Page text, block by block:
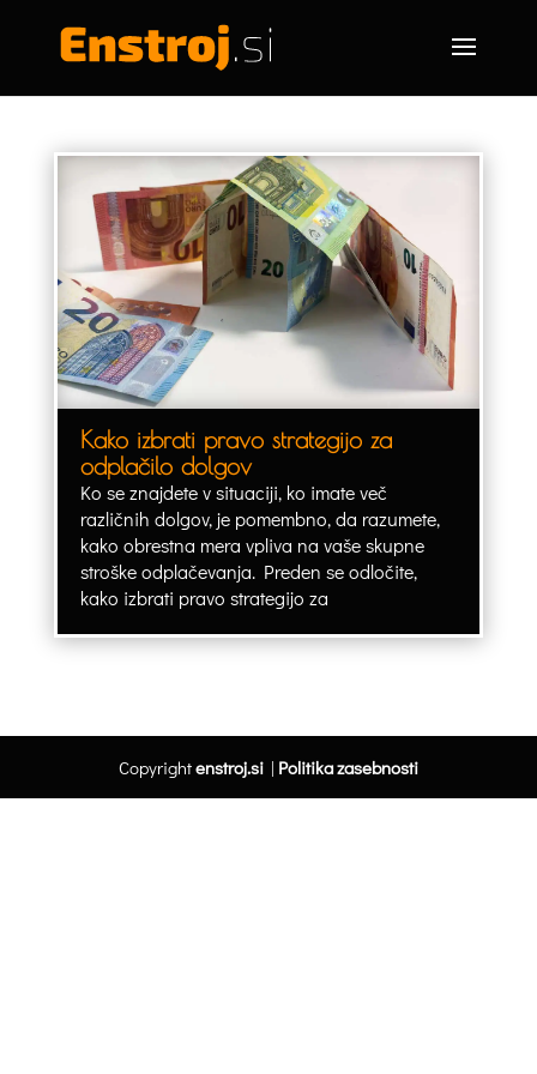
Kako izbrati pravo strategijo za
odplačilo dolgov
Ko se znajdete v situaciji, ko imate več
različnih dolgov, je pomembno, da razumete,
kako obrestna mera vpliva na vaše skupne
stroške odplačevanja. Preden se odločite,
kako izbrati pravo strategijo za
Copyrightenstroj.si| Politika zasebnosti